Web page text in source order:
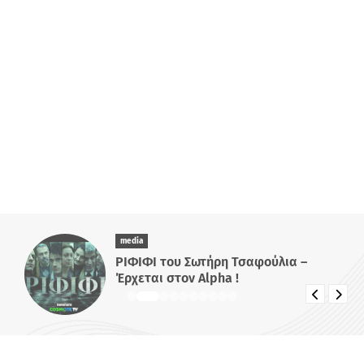
media
ΡΙΦΙΦΙ του Σωτήρη Τσαφούλια –
Έρχεται στον Alpha !